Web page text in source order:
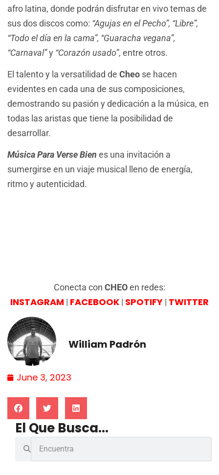
afro latina, donde podrán disfrutar en vivo temas de
sus dos discos como: “Agujas en el Pecho”, “Libre”,
“Todo el día en la cama”, “Guaracha vegana”,
“Carnaval”y “Corazón usado”, entre otros.
El talento y la versatilidad de Cheo se hacen
evidentes en cada una de sus composiciones,
demostrando su pasión y dedicación a la música, en
todas las aristas que tiene la posibilidad de
desarrollar.
Música Para Verse Bien es una invitación a
sumergirse en un viaje musical lleno de energía,
ritmo y autenticidad.
Conecta con CHEOen redes:
INSTAGRAM | FACEBOOK | SPOTIFY | TWITTER
William Padrón
June 3, 2023
El Que Busca...